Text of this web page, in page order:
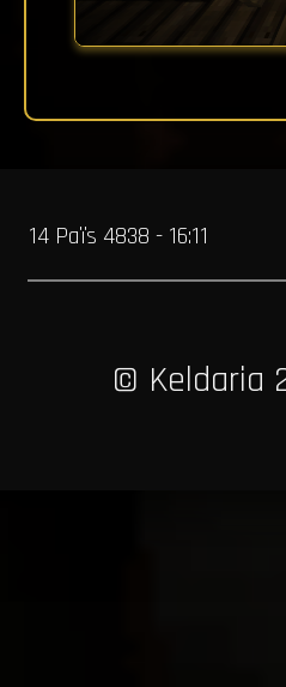
14 Païs 4838 - 16:11
© Keldaria